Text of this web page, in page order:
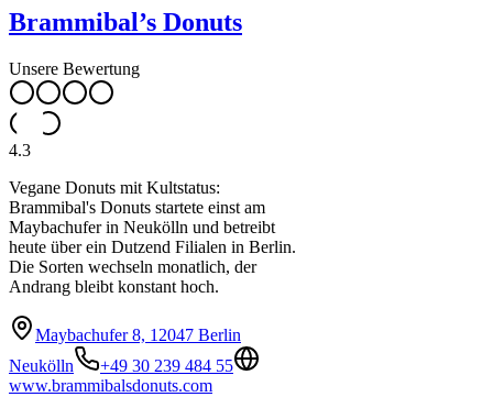
Brammibal’s Donuts
Unsere Bewertung
4.3
Vegane Donuts mit Kultstatus:
Brammibal's Donuts startete einst am
Maybachufer in Neukölln und betreibt
heute über ein Dutzend Filialen in Berlin.
Die Sorten wechseln monatlich, der
Andrang bleibt konstant hoch.
Maybachufer 8, 12047 Berlin
Neukölln
+49 30 239 484 55
www.brammibalsdonuts.com